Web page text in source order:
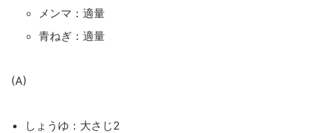
メンマ：適量
青ねぎ：適量
(A)
しょうゆ：大さじ2